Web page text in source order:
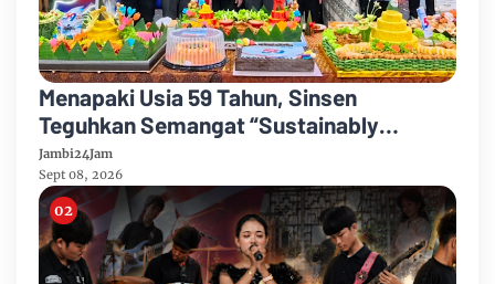
Menapaki Usia 59 Tahun, Sinsen
Teguhkan Semangat “Sustainably
Growing”
Jambi24Jam
Sept 08, 2026